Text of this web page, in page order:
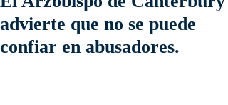
advierte que no se puede
confiar en abusadores.